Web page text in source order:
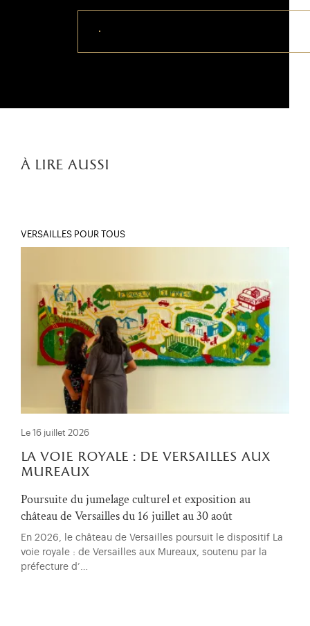
à lire aussi
VERSAILLES POUR TOUS
Le 16 juillet 2026
la voie royale : de versailles aux
mureaux
Poursuite du jumelage culturel et exposition au
château de Versailles du 16 juillet au 30 août
En 2026, le château de Versailles poursuit le dispositif La
voie royale : de Versailles aux Mureaux, soutenu par la
préfecture d’…